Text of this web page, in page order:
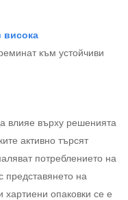
висока
към устойчиви
влияе върху решенията
активно търсят
потреблението на
представянето на
опаковки се е